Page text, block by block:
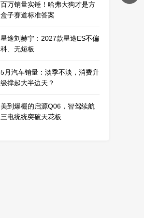
百万销量实锤！哈弗大狗才是方
盒子赛道标准答案
星途刘赫宁：2027款星途ES不偏
科、无短板
5月汽车销量：淡季不淡，消费升
级撑起大半边天？
美到爆棚的启源Q06，智驾续航
三电统统突破天花板